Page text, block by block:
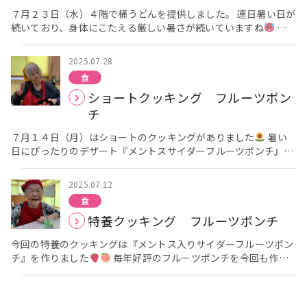
７月２３日（水）４階で桶うどんを提供しました。 連日暑い日が
続いており、身体にこたえる厳しい暑さが続いていますね
皆
さんも熱中症に気をつけて、しっかり水分補給しましょう
そ
んな暑い日でもツルっと食べれるうどんを召し上がっていただき
ました
次回もお楽しみに
2025.07.28
食
ショートクッキング フルーツポン
チ
７月１４日（月）はショートのクッキングがありました
暑い
日にぴったりのデザート『メントスサイダーフルーツポンチ』を
作りました。 皆さんが作業されている様子をご覧ください
手
際よく、楽しそうに作業されています
中に入れて噴水のように湧き上がらせていきます
れていました
器に盛り付けて完成
いました。 次回は８月にクッキングがあります！！ お楽しみに
アーバンケア稲田栄養課 高倉
2025.07.12
食
特養クッキング フルーツポンチ
今回の特養のクッキングは『メントス入りサイダーフルーツポン
チ』を作りました
毎年好評のフルーツポンチを今回も作り
ました
夏は始まったばかり、まだまだ暑い夏が続きますが涼